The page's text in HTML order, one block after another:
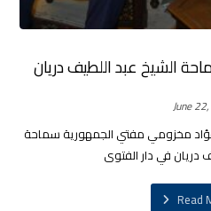
الشيخ عبد اللطيف دريان
June
فؤاد مخزومي مفتي الجمهورية سماحة
Read